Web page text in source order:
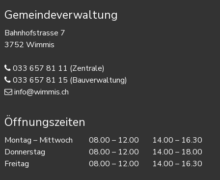
Footer
Gemeindeverwaltung
Bahnhofstrasse 7
3752 Wimmis
033 657 81 11 (Zentrale)
033 657 81 15 (Bauverwaltung)
info@wimmis.ch
Öffnungszeiten
Montag – Mittwoch 08.00 – 12.00
14.00 – 16.30
Donnerstag 08.00 – 12.00
14.00 – 18.00
Freitag 08.00 – 12.00 14.00 – 16.30